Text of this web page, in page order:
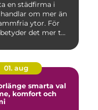
en städfirma i
om mer än
ytor. För
det mer t...
01. aug
smarta val
komfort och